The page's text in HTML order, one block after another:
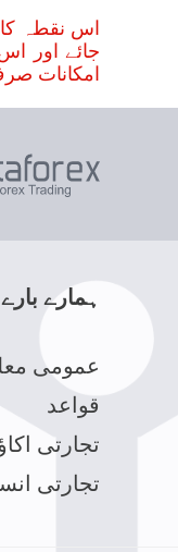
اس نقطہ
جائے اور
امکانات صرف 10 فیصد ہیں اور اس کا مقصد کسی بھی غیر قانونی استعمال کو
ہمارے
عمومی
قواعد
تجارتی
تجارتی